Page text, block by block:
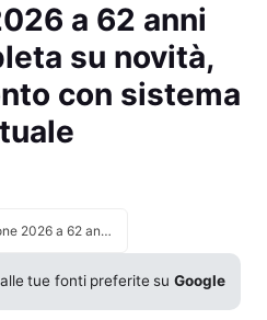
a 62 anni
su novità,
con sistema
Pensione 2026 a 62 anni guida completa su novità, tagli e confronto con sistema attuale
tue fonti preferite suGoogle